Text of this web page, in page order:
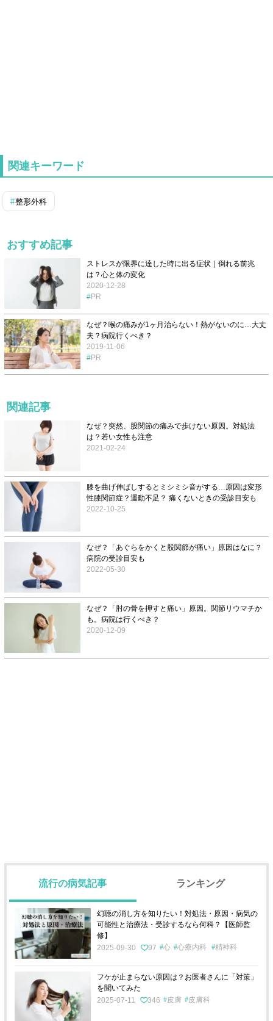
関連キーワード
整形外科
おすすめ記事
ストレスが限界に達した時に出る症状｜倒れる前兆
は？心と体の変化
2020-12-28
PR
なぜ？喉の痛みが1ヶ月治らない！熱がないのに…大丈
夫？病院行くべき？
2019-11-06
PR
関連記事
なぜ？突然、股関節の痛みで歩けない原因。対処法
は？若い女性も注意
2021-02-24
膝を曲げ伸ばしするとミシミシ音がする…原因は変形
性膝関節症？運動不足？ 痛くないときの受診目安も
2022-10-25
なぜ？「あぐらをかくと股関節が痛い」原因はなに？
病院の受診目安も
2022-05-30
なぜ？「肘の骨を押すと痛い」原因。関節リウマチか
も。病院は行くべき？
2020-12-09
流行の病気記事 ランキング
幻聴の消し方を知りたい！対処法・原因・病気の
可能性と治療法・受診するなら何科？【医師監
修】
2025-09-30
97 心 心療内科 精神科
フケが止まらない原因は？お医者さんに「対策」
を聞いてみた
2025-07-11
346 皮膚 皮膚科